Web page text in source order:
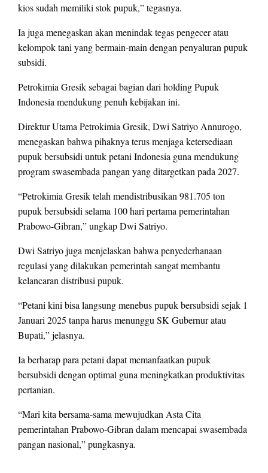
kios sudah memiliki stok pupuk,” tegasnya.
Ia juga menegaskan akan menindak tegas pengecer atau
kelompok tani yang bermain-main dengan penyaluran pupuk
subsidi.
Petrokimia Gresik sebagai bagian dari holding Pupuk
Indonesia mendukung penuh kebijakan ini.
Direktur Utama Petrokimia Gresik, Dwi Satriyo Annurogo,
menegaskan bahwa pihaknya terus menjaga ketersediaan
pupuk bersubsidi untuk petani Indonesia guna mendukung
program swasembada pangan yang ditargetkan pada 2027.
“Petrokimia Gresik telah mendistribusikan 981.705 ton
pupuk bersubsidi selama 100 hari pertama pemerintahan
Prabowo-Gibran,” ungkap Dwi Satriyo.
Dwi Satriyo juga menjelaskan bahwa penyederhanaan
regulasi yang dilakukan pemerintah sangat membantu
kelancaran distribusi pupuk.
“Petani kini bisa langsung menebus pupuk bersubsidi sejak 1
Januari 2025 tanpa harus menunggu SK Gubernur atau
Bupati,” jelasnya.
Ia berharap para petani dapat memanfaatkan pupuk
bersubsidi dengan optimal guna meningkatkan produktivitas
pertanian.
“Mari kita bersama-sama mewujudkan Asta Cita
pemerintahan Prabowo-Gibran dalam mencapai swasembada
pangan nasional,” pungkasnya.